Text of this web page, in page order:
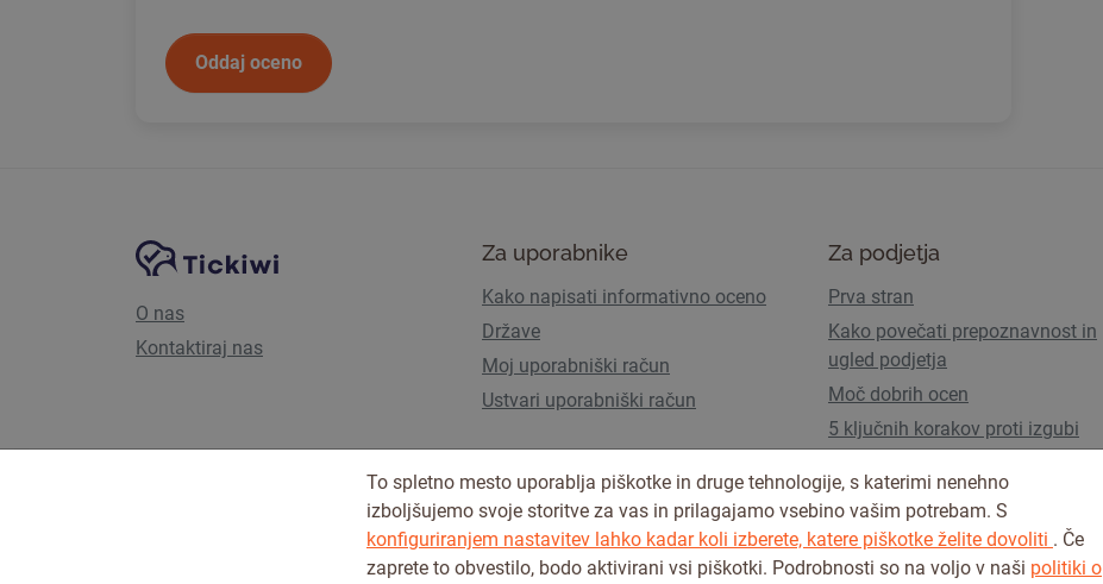
Oddaj oceno
Navigacija spletnega mesta
Platforma Tickiwi
O nas
Kontaktiraj nas
Za uporabnike
Kako napisati informativno oceno
Države
Moj uporabniški račun
Ustvari uporabniški račun
Za podjetja
Prva stran
Kako povečati prepoznavnost in
ugled podjetja
Moč dobrih ocen
5 ključnih korakov proti izgubi
prometa zaradi AI Overviews
Uporabniški paketi in cenik
To spletno mesto uporablja piškotke in druge tehnologije, s katerimi nenehno
izboljšujemo svoje storitve za vas in prilagajamo vsebino vašim potrebam. S
konfiguriranjem nastavitev lahko kadar koli izberete, katere piškotke želite dovoliti . Če
zaprete to obvestilo, bodo aktivirani vsi piškotki. Podrobnosti so na voljo v naši politiki o